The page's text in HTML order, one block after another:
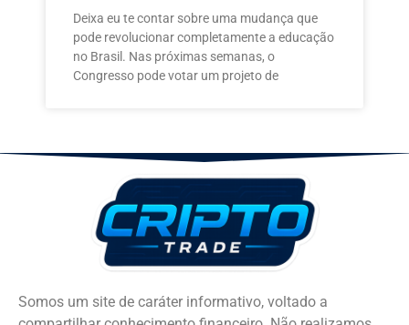
Deixa eu te contar sobre uma mudança que
pode revolucionar completamente a educação
no Brasil. Nas próximas semanas, o
Congresso pode votar um projeto de
Somos um site de caráter informativo, voltado a